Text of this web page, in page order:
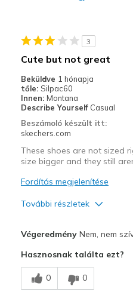
walking
Sizing
View On Shoes
I'm Into
3
Cute but not great
Beküldve 1 hónapja
tőle: Silpac60
Innen: Montana
Describe Yourself Casual
Beszámoló készült itt:
skechers.com
These shoes are not sized
size bigger and they still
Fordítás megjelenítése
További részletek
Kontra
Poor Cushioning
VégeredményNem, nem
Hasznosnak találta ezt?
0 0